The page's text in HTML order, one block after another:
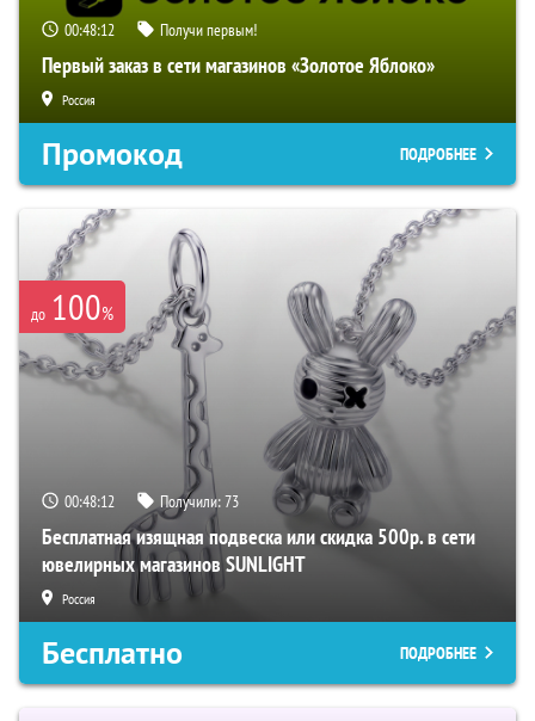
00:48:11 Получи первым!
Первый заказ в сети магазинов «Золотое Яблоко»
Россия
Промокод ПОДРОБНЕЕ
до 100%
00:48:11 Получили:73
Бесплатная изящная подвеска или скидка 500р. в сети
ювелирных магазинов SUNLIGHT
Россия
Бесплатно ПОДРОБНЕЕ